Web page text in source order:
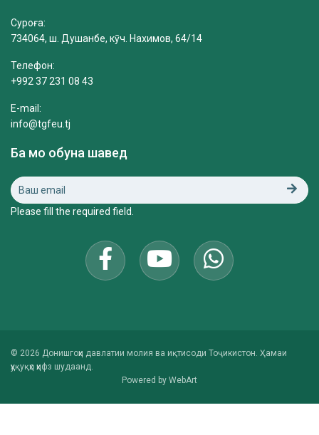
Суроға:
734064, ш. Душанбе, кӯч. Нахимов, 64/14
Телефон:
+992 37 231 08 43
E-mail:
info@tgfeu.tj
Ба мо обуна шавед
Please fill the required field.
© 2026 Донишгоҳи давлатии молия ва иқтисоди Тоҷикистон. Ҳамаи
ҳуқуқҳо ҳифз шудаанд.
Powered by WebArt